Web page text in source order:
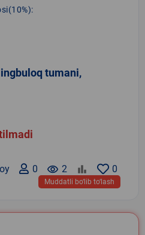
tumani,
0
remove_red_eye 2
0
Muddatli bo‘lib to‘lash